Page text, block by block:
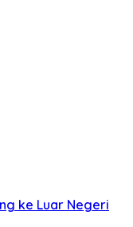
ke Luar Negeri